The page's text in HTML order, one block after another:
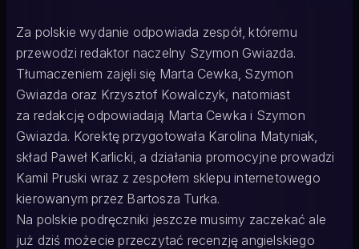
Za polskie wydanie odpowiada zespół, któremu
przewodzi redaktor naczelny Szymon Gwiazda.
Tłumaczeniem zajęli się Marta Cewka, Szymon
Gwiazda oraz Krzysztof Kowalczyk, natomiast
za redakcję odpowiadają Marta Cewka i Szymon
Gwiazda. Korektę przygotowała Karolina Matyniak,
skład Paweł Karlicki, a działania promocyjne prowadzi
Kamil Pruski wraz z zespołem sklepu internetowego
kierowanym przez Bartosza Turka.
Na polskie podręczniki jeszcze musimy zaczekać ale
już dziś możecie przeczytać recenzję angielskiego